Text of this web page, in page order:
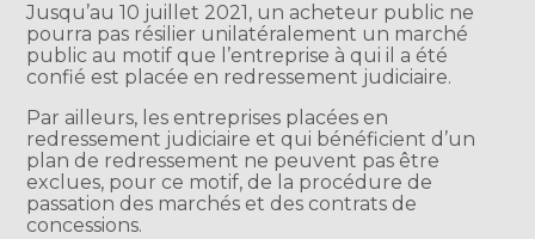
Jusqu’au 10 juillet 2021, un acheteur public ne
pourra pas résilier unilatéralement un marché
public au motif que l’entreprise à qui il a été
confié est placée en redressement judiciaire.
Par ailleurs, les entreprises placées en
redressement judiciaire et qui bénéficient d’un
plan de redressement ne peuvent pas être
exclues, pour ce motif, de la procédure de
passation des marchés et des contrats de
concessions.